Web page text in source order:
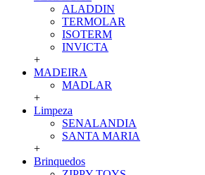
ALADDIN
TERMOLAR
ISOTERM
INVICTA
+
MADEIRA
MADLAR
+
Limpeza
SENALANDIA
SANTA MARIA
+
Brinquedos